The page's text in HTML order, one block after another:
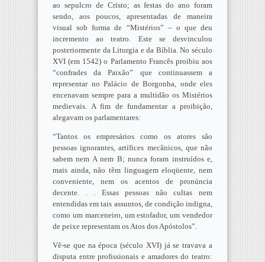
ao sepulcro de Cristo; as festas do ano foram
sendo, aos poucos, apresentadas de maneira
visual sob forma de “Mistérios” – o que deu
incremento ao teatro. Este se desvinculou
posteriormente da Liturgia e da Bíblia. No século
XVI (em 1542) o Parlamento Francês proibiu aos
“confrades da Paixão” que continuassem a
representar no Palácio de Borgonha, onde eles
encenavam sempre para a multidão os Mistérios
medievais. A fim de fundamentar a proibição,
alegavam os parlamentares:
“Tantos os empresários como os atores são
pessoas ignorantes, artífices mecânicos, que não
sabem nem A nem B; nunca foram instruídos e,
mais ainda, não têm linguagem eloqüente, nem
conveniente, nem os acentos de pronúncia
decente. . . Essas pessoas não cultas nem
entendidas em tais assuntos, de condição indigna,
como um marceneiro, um estofador, um vendedor
de peixe representam os Atos dos Apóstolos”.
Vê-se que na época (século XVI) já se travava a
disputa entre profissionais e amadores do teatro: